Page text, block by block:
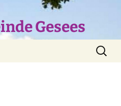
Gesees
Suchen
nach: